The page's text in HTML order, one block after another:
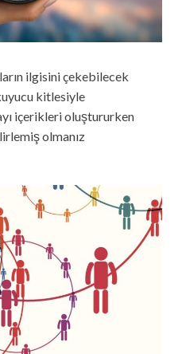
ilgisini çekebilecek
kitlesiyle
içerikleri oluştururken
olmanız